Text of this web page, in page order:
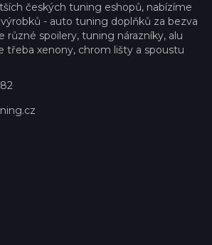
českých tuning eshopů, nabízíme
- auto tuning doplňků za bezva
různé spoilery, tuning nárazníky, alu
třeba xenony, chrom lišty a spoustu